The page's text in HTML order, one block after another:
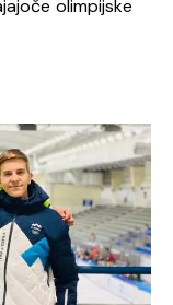
olimpijske